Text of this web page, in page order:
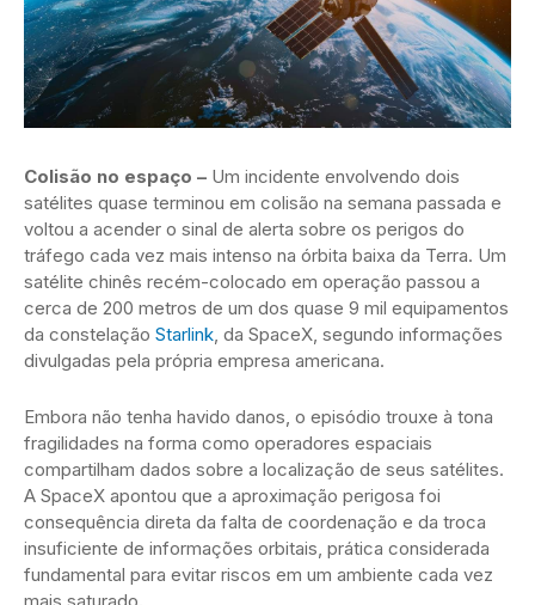
Colisão no espaço – Um incidente envolvendo dois
satélites quase terminou em colisão na semana passada e
voltou a acender o sinal de alerta sobre os perigos do
tráfego cada vez mais intenso na órbita baixa da Terra. Um
satélite chinês recém-colocado em operação passou a
cerca de 200 metros de um dos quase 9 mil equipamentos
da constelação Starlink, da SpaceX, segundo informações
divulgadas pela própria empresa americana.
Embora não tenha havido danos, o episódio trouxe à tona
fragilidades na forma como operadores espaciais
compartilham dados sobre a localização de seus satélites.
A SpaceX apontou que a aproximação perigosa foi
consequência direta da falta de coordenação e da troca
insuficiente de informações orbitais, prática considerada
fundamental para evitar riscos em um ambiente cada vez